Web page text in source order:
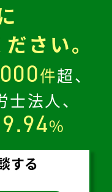
さい。
件超、
法人、
%
する